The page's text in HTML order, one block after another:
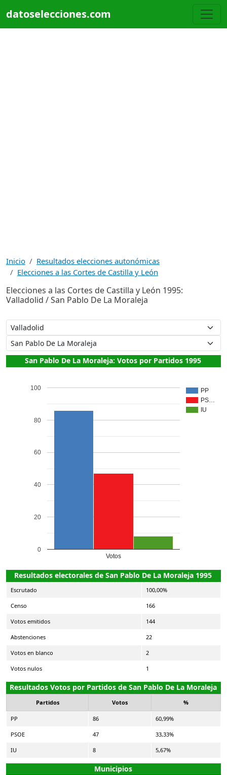
datoselecciones.com
Inicio
Resultados elecciones autonómicas
Elecciones a las Cortes de Castilla y León
Elecciones a las Cortes de Castilla y León 1995:
Valladolid / San Pablo De La Moraleja
San Pablo De La Moraleja: Votos por Partidos 1995
PP
PS…
IU
Votos
0
20
40
60
80
100
Resultados electorales de San Pablo De La Moraleja 1995
Escrutado 100,00%
Censo 166
Votos emitidos 144
Abstenciones 22
Votos en blanco 2
Votos nulos 1
Resultados Votos por Partidos de San Pablo De La Moraleja
Partidos Votos %
PP 86 60,99%
PSOE 47 33,33%
IU 8 5,67%
Municipios